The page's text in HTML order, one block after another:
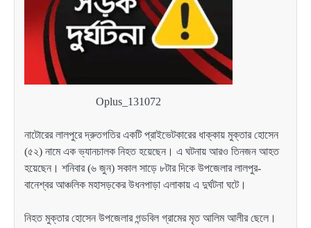
Oplus_131072
নাটোরের লালপুরে দ্রুতগতির একটি প্রাইভেটকারের ধাক্কায় মুক্তার হোসেন
(৫২) নামে এক ভ্যানচালক নিহত হয়েছেন। এ ঘটনায় আরও তিনজন আহত
হয়েছেন। শনিবার (৬ জুন) সকাল সাড়ে ৮টার দিকে উপজেলার লালপুর-
বানেশ্বর আঞ্চলিক মহাসড়কের উধনপাড়া এলাকায় এ দুর্ঘটনা ঘটে।
নিহত মুক্তার হোসেন উপজেলার গন্ডবিল গ্রামের মৃত আলিম আলীর ছেলে।